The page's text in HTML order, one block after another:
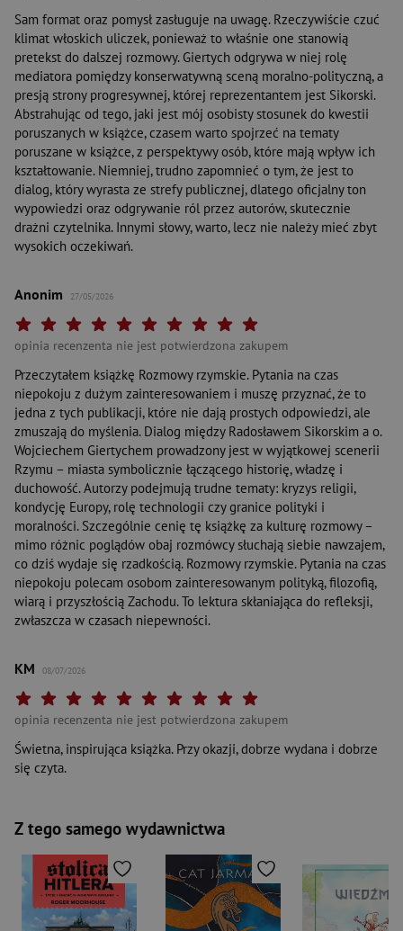
Sam format oraz pomysł zasługuje na uwagę. Rzeczywiście czuć
klimat włoskich uliczek, ponieważ to właśnie one stanowią
pretekst do dalszej rozmowy. Giertych odgrywa w niej rolę
mediatora pomiędzy konserwatywną sceną moralno-polityczną, a
presją strony progresywnej, której reprezentantem jest Sikorski.
Abstrahując od tego, jaki jest mój osobisty stosunek do kwestii
poruszanych w książce, czasem warto spojrzeć na tematy
poruszane w książce, z perspektywy osób, które mają wpływ ich
kształtowanie. Niemniej, trudno zapomnieć o tym, że jest to
dialog, który wyrasta ze strefy publicznej, dlatego oficjalny ton
wypowiedzi oraz odgrywanie ról przez autorów, skutecznie
drażni czytelnika. Innymi słowy, warto, lecz nie należy mieć zbyt
wysokich oczekiwań.
Anonim 27/05/2026
Twoja ocena: Arcydzieło
Twoja ocena: Wybitna 9/10"
Twoja ocena: Rewelacyjna 8/10"
Twoja ocena: Bardzo dobra 7/10"
Twoja ocena: Dobra 6/10"
Twoja ocena: Przeciętna 5/10"
Twoja ocena: Może być 4/10"
Twoja ocena: Słaba 3/10"
Twoja ocena: Bardzo słaba 2/10"
Twoja ocena: Beznadziejna 1/10"
opinia recenzenta nie jest potwierdzona zakupem
Przeczytałem książkę Rozmowy rzymskie. Pytania na czas
niepokoju z dużym zainteresowaniem i muszę przyznać, że to
jedna z tych publikacji, które nie dają prostych odpowiedzi, ale
zmuszają do myślenia. Dialog między Radosławem Sikorskim a o.
Wojciechem Giertychem prowadzony jest w wyjątkowej scenerii
Rzymu – miasta symbolicznie łączącego historię, władzę i
duchowość. Autorzy podejmują trudne tematy: kryzys religii,
kondycję Europy, rolę technologii czy granice polityki i
moralności. Szczególnie cenię tę książkę za kulturę rozmowy –
mimo różnic poglądów obaj rozmówcy słuchają siebie nawzajem,
co dziś wydaje się rzadkością. Rozmowy rzymskie. Pytania na czas
niepokoju polecam osobom zainteresowanym polityką, filozofią,
wiarą i przyszłością Zachodu. To lektura skłaniająca do refleksji,
zwłaszcza w czasach niepewności.
KM 08/07/2026
Twoja ocena: Arcydzieło
Twoja ocena: Wybitna 9/10"
Twoja ocena: Rewelacyjna 8/10"
Twoja ocena: Bardzo dobra 7/10"
Twoja ocena: Dobra 6/10"
Twoja ocena: Przeciętna 5/10"
Twoja ocena: Może być 4/10"
Twoja ocena: Słaba 3/10"
Twoja ocena: Bardzo słaba 2/10"
Twoja ocena: Beznadziejna 1/10"
opinia recenzenta nie jest potwierdzona zakupem
Świetna, inspirująca książka. Przy okazji, dobrze wydana i dobrze
się czyta.
Z tego samego wydawnictwa